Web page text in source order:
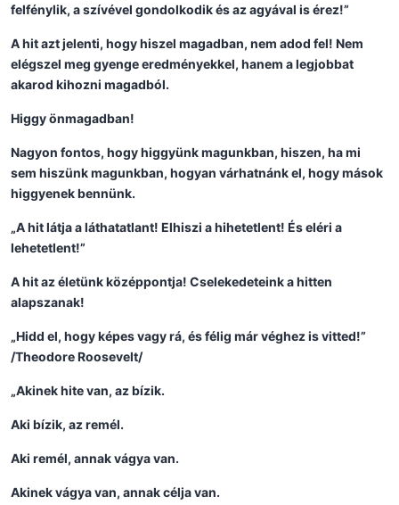
felfénylik, a szívével gondolkodik és az agyával is érez!”
A hit azt jelenti, hogy hiszel magadban, nem adod fel! Nem
elégszel meg gyenge eredményekkel, hanem a legjobbat
akarod kihozni magadból.
Higgy önmagadban!
Nagyon fontos, hogy higgyünk magunkban, hiszen, ha mi
sem hiszünk magunkban, hogyan várhatnánk el, hogy mások
higgyenek bennünk.
„A hit látja a láthatatlant! Elhiszi a hihetetlent! És eléri a
lehetetlent!”
A hit az életünk középpontja! Cselekedeteink a hitten
alapszanak!
„Hidd el, hogy képes vagy rá, és félig már véghez is vitted!”
/Theodore Roosevelt/
„Akinek hite van, az bízik.
Aki bízik, az remél.
Aki remél, annak vágya van.
Akinek vágya van, annak célja van.